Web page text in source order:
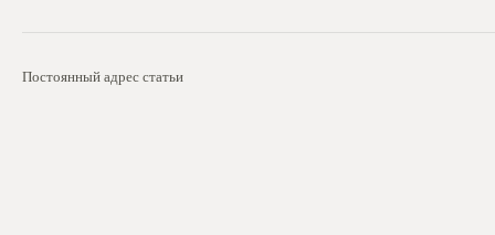
Постоянный адрес статьи